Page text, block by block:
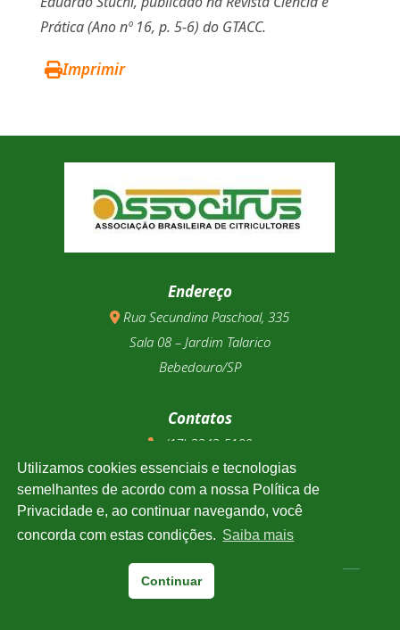
Prática (Ano nº 16, p. 5-6) do GTACC.
Imprimir
Endereço
Rua Secundina Paschoal, 335
Sala 08 – Jardim Talarico
Bebedouro/SP
Contatos
(17) 3343-5180
(17) 99123-9831
Cotação
Clique e confira a cotação de todas as moedas.
Associtrus– Desenvolvido pela
Utilizamos cookies essenciais e tecnologias
semelhantes de acordo com a nossa Política de
Privacidade e, ao continuar navegando, você
concorda com estas condições. Saiba mais
Continuar